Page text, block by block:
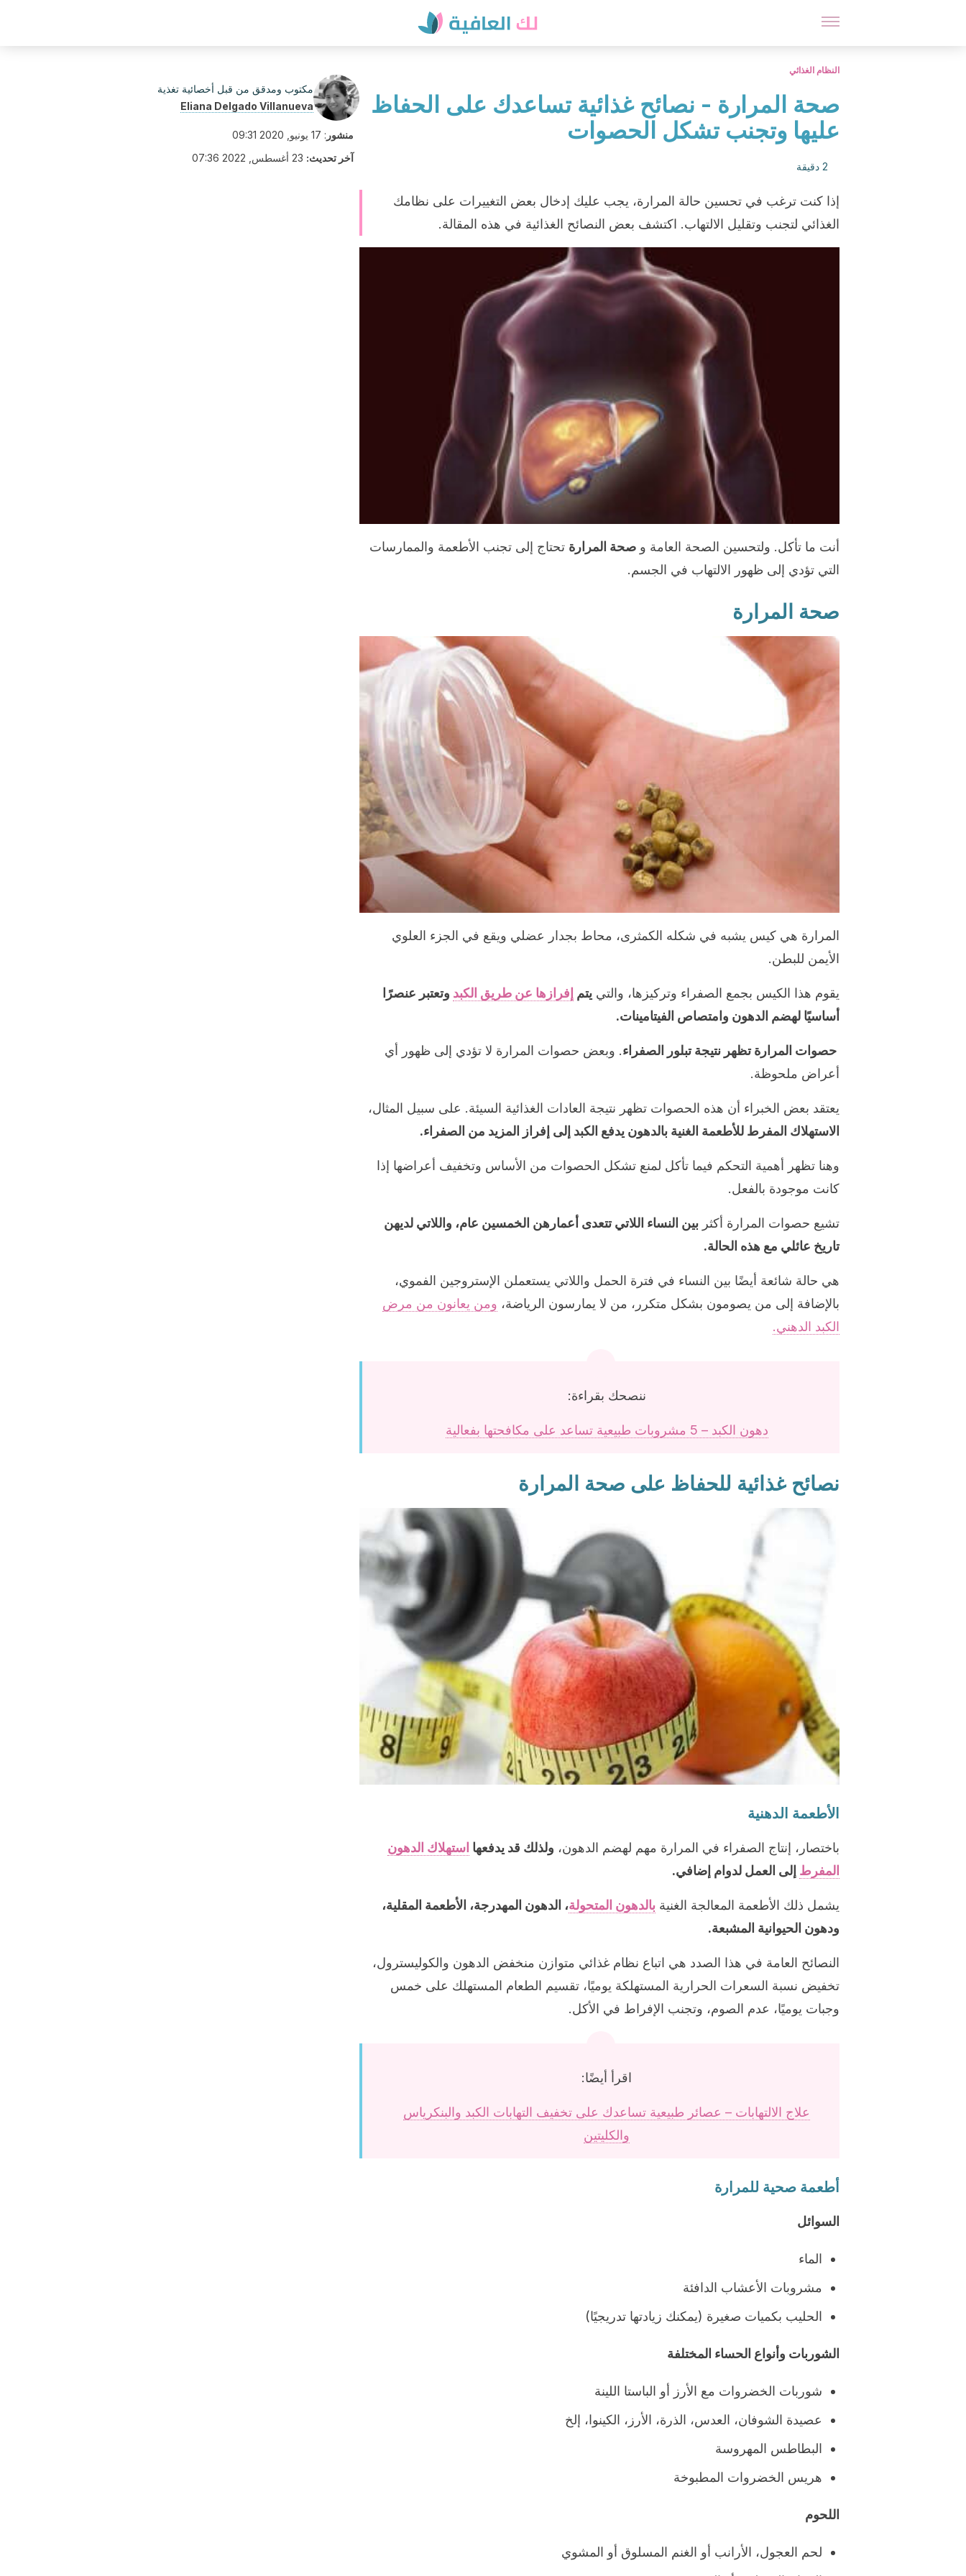
النظام الغذائي
صحة المرارة - نصائح غذائية تساعدك على الحفاظ
عليها وتجنب تشكل الحصوات
2 دقيقة
إذا كنت ترغب في تحسين حالة المرارة، يجب عليك إدخال بعض التغييرات على نظامك
الغذائي لتجنب وتقليل الالتهاب. اكتشف بعض النصائح الغذائية في هذه المقالة.
أنت ما تأكل. ولتحسين الصحة العامة و صحة المرارة تحتاج إلى تجنب الأطعمة والممارسات
التي تؤدي إلى ظهور الالتهاب في الجسم.
صحة المرارة
المرارة هي كيس يشبه في شكله الكمثرى، محاط بجدار عضلي ويقع في الجزء العلوي
الأيمن للبطن.
يقوم هذا الكيس بجمع الصفراء وتركيزها، والتي يتم إفرازها عن طريق الكبد وتعتبر عنصرًا
أساسيًا لهضم الدهون وامتصاص الفيتامينات.
حصوات المرارة تظهر نتيجة تبلور الصفراء. وبعض حصوات المرارة لا تؤدي إلى ظهور أي
أعراض ملحوظة.
يعتقد بعض الخبراء أن هذه الحصوات تظهر نتيجة العادات الغذائية السيئة. على سبيل المثال،
الاستهلاك المفرط للأطعمة الغنية بالدهون يدفع الكبد إلى إفراز المزيد من الصفراء.
وهنا تظهر أهمية التحكم فيما تأكل لمنع تشكل الحصوات من الأساس وتخفيف أعراضها إذا
كانت موجودة بالفعل.
تشيع حصوات المرارة أكثر بين النساء اللاتي تتعدى أعمارهن الخمسين عام، واللاتي لديهن
تاريخ عائلي مع هذه الحالة.
هي حالة شائعة أيضًا بين النساء في فترة الحمل واللاتي يستعملن الإستروجين الفموي،
بالإضافة إلى من يصومون بشكل متكرر، من لا يمارسون الرياضة، ومن يعانون من مرض
الكبد الدهني.
ننصحك بقراءة:
دهون الكبد – 5 مشروبات طبيعية تساعد على مكافحتها بفعالية
نصائح غذائية للحفاظ على صحة المرارة
الأطعمة الدهنية
باختصار، إنتاج الصفراء في المرارة مهم لهضم الدهون، ولذلك قد يدفعها استهلاك الدهون
المفرط إلى العمل لدوام إضافي.
يشمل ذلك الأطعمة المعالجة الغنية بالدهون المتحولة، الدهون المهدرجة، الأطعمة المقلية،
ودهون الحيوانية المشبعة.
النصائح العامة في هذا الصدد هي اتباع نظام غذائي متوازن منخفض الدهون والكوليسترول،
تخفيض نسبة السعرات الحرارية المستهلكة يوميًا، تقسيم الطعام المستهلك على خمس
وجبات يوميًا، عدم الصوم، وتجنب الإفراط في الأكل.
اقرأ أيضًا:
علاج الالتهابات – عصائر طبيعية تساعدك على تخفيف التهابات الكبد والبنكرياس
والكليتين
أطعمة صحية للمرارة
السوائل
الماء
مشروبات الأعشاب الدافئة
الحليب بكميات صغيرة (يمكنك زيادتها تدريجيًا)
الشوربات وأنواع الحساء المختلفة
شوربات الخضروات مع الأرز أو الباستا اللينة
عصيدة الشوفان، العدس، الذرة، الأرز، الكينوا، إلخ
البطاطس المهروسة
هريس الخضروات المطبوخة
اللحوم
لحم العجول، الأرانب أو الغنم المسلوق أو المشوي
مكتوب ومدقق من قبل أخصائية تغذية
Eliana Delgado Villanueva
منشور : 17 يونيو, 2020 09:31
آخر تحديث: 23 أغسطس, 2022 07:36